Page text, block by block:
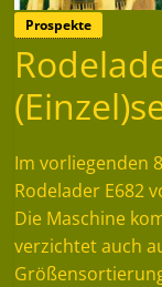
Prospekte
Im vorliegenden
Rodelader E682
Die Maschine
verzichtet auch